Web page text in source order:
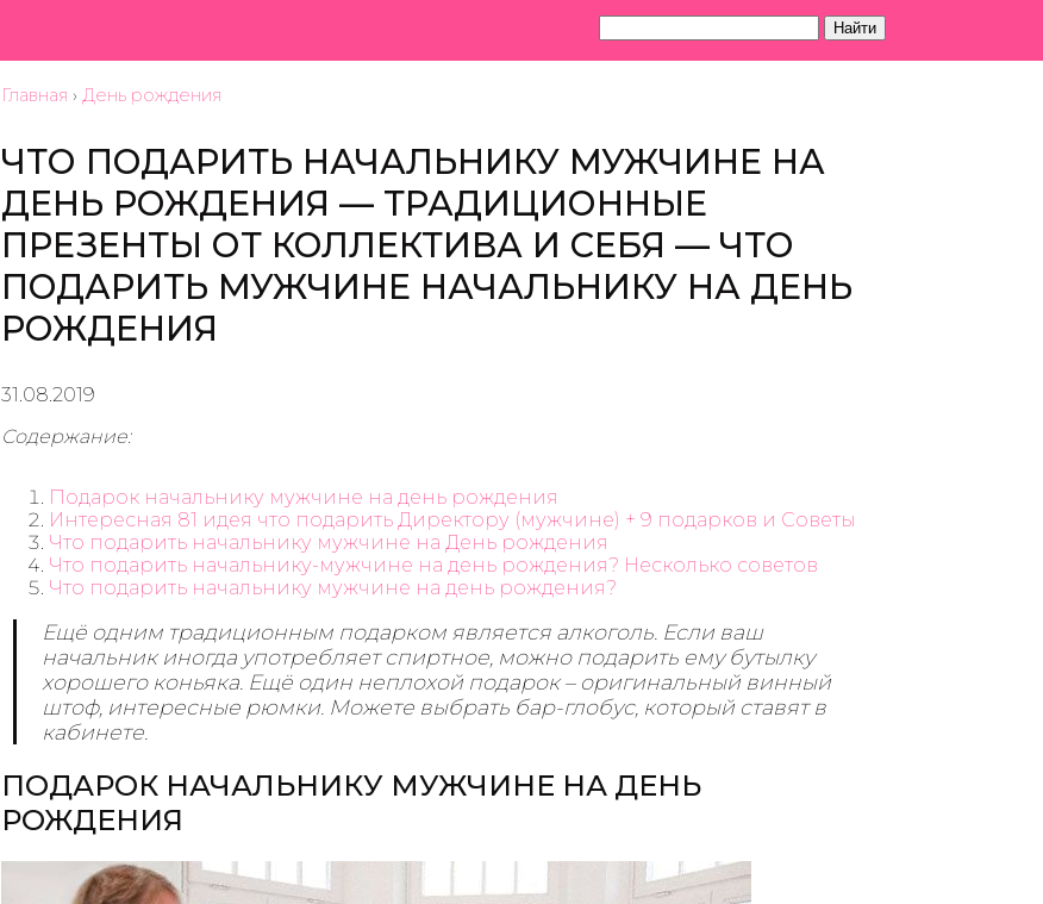
Найти
Главная ›День рождения
ЧТО ПОДАРИТЬ НАЧАЛЬНИКУ МУЖЧИНЕ НА
ДЕНЬ РОЖДЕНИЯ — ТРАДИЦИОННЫЕ
ПРЕЗЕНТЫ ОТ КОЛЛЕКТИВА И СЕБЯ — ЧТО
ПОДАРИТЬ МУЖЧИНЕ НАЧАЛЬНИКУ НА ДЕНЬ
РОЖДЕНИЯ
31.08.2019
Содержание:
Подарок начальнику мужчине на день рождения
Интересная 81 идея что подарить Директору (мужчине) + 9 подарков и Советы
Что подарить начальнику мужчине на День рождения
Что подарить начальнику-мужчине на день рождения? Несколько советов
Что подарить начальнику мужчине на день рождения?
Ещё одним традиционным подарком является алкоголь. Если ваш
начальник иногда употребляет спиртное, можно подарить ему бутылку
хорошего коньяка. Ещё один неплохой подарок – оригинальный винный
штоф, интересные рюмки. Можете выбрать бар-глобус, который ставят в
кабинете.
ПОДАРОК НАЧАЛЬНИКУ МУЖЧИНЕ НА ДЕНЬ
РОЖДЕНИЯ